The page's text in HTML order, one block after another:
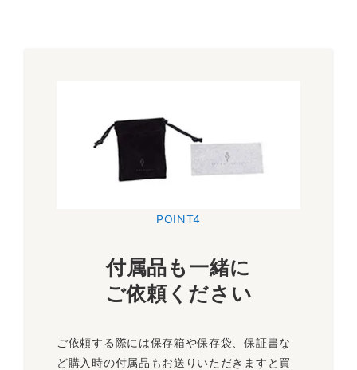
POINT4
付属品も一緒に
ご依頼ください
ご依頼する際には保存箱や保存袋、保証書な
ど購入時の付属品もお送りいただきますと買